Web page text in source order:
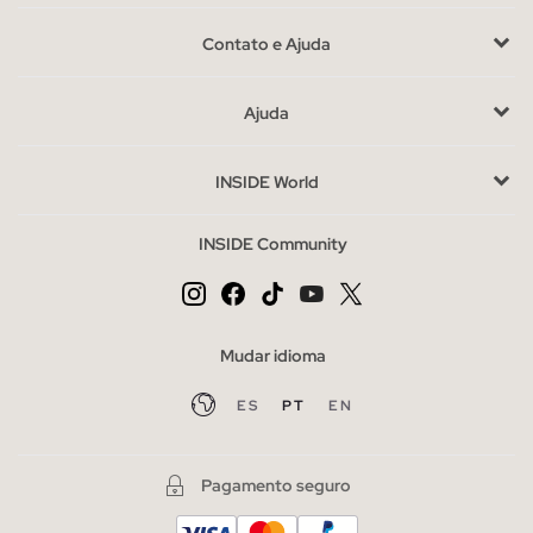
, seja em cores, desgastadas, ou com
nossa seleção de shorts jeans.
uma ampla variedade de cores e desenhos, perfeitamente
se adaptará sem problemas ao sufocante calor do verão. Se
esportivos em algodão com detalhes, faixas laterais e estampas
Você consegue pensar em uma maneira melhor de aproveitar
tornará seus dias um pouco menos quentes,
variedade e abra espaço para eles em seu guarda-roupa.
Contato e Ajuda
Ajuda
INSIDE World
INSIDE Community
Mudar idioma
ES PT EN
Pagamento seguro